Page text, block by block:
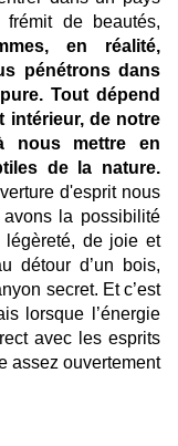
de beautés,
en réalité,
pénétrons dans
Tout dépend
intérieur, de notre
nous mettre en
de la nature.
d'esprit nous
la possibilité
légèreté, de joie et
détour d’un bois,
secret. Et c’est
lorsque l’énergie
avec les esprits
assez ouvertement